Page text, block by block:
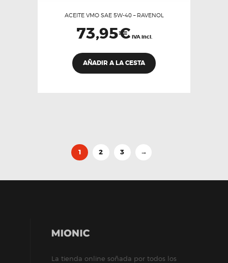
ACEITE VMO SAE 5W-40 – RAVENOL
73,95€ IVA incl.
AÑADIR A LA CESTA
1 2 3 →
La tienda online soñada por todos los